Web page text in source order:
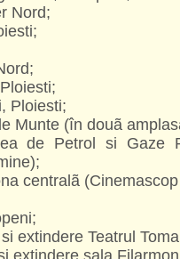
Nord;
Ploiesti;
Munte (în douã
de Petrol si Gaze
centralã
extindere Teatrul
extindere sala